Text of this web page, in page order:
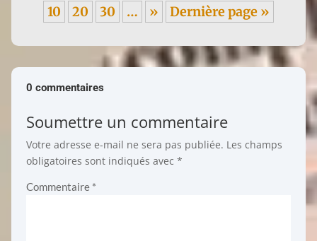
10
20 30 … » Dernière page »
0 commentaires
Soumettre un commentaire
Votre adresse e-mail ne sera pas publiée. Les champs
obligatoires sont indiqués avec *
Commentaire *